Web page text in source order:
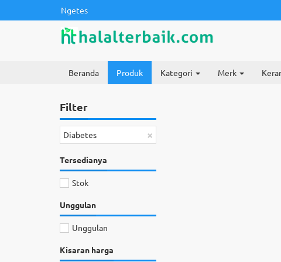
Ngetes
Beranda Produk Kategori Merk
Filter
×
Diabetes
Tersedianya
Stok
Unggulan
Unggulan
Kisaran harga